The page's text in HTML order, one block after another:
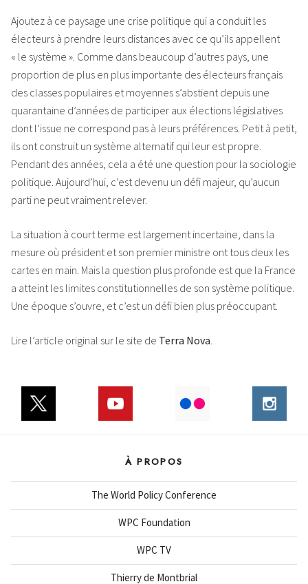
Ajoutez à ce paysage une crise politique qui a conduit les
électeurs à prendre leurs distances avec ce qu’ils appellent
« le système ». Comme dans beaucoup d’autres pays, une
proportion de plus en plus importante des électeurs français
des classes populaires et moyennes s’abstient depuis une
quarantaine d’années de participer aux élections législatives
dont l’issue ne correspond pas à leurs préférences. Petit à petit,
ils ont construit un système alternatif qui leur est propre.
Pendant des années, cela a été une question pour la sociologie
politique. Aujourd’hui, c’est devenu un défi majeur, qu’aucun
parti ne peut vraiment relever.
La situation à court terme est largement incertaine, dans la
mesure où président et son premier ministre ont tous deux les
cartes en main. Mais la question plus profonde est que la France
a atteint les limites constitutionnelles de son système politique.
Une époque s’ouvre, et c’est un défi bien plus préoccupant.
Lire l’article original sur le site de Terra Nova.
À PROPOS
The World Policy Conference
WPC Foundation
WPC TV
Thierry de Montbrial